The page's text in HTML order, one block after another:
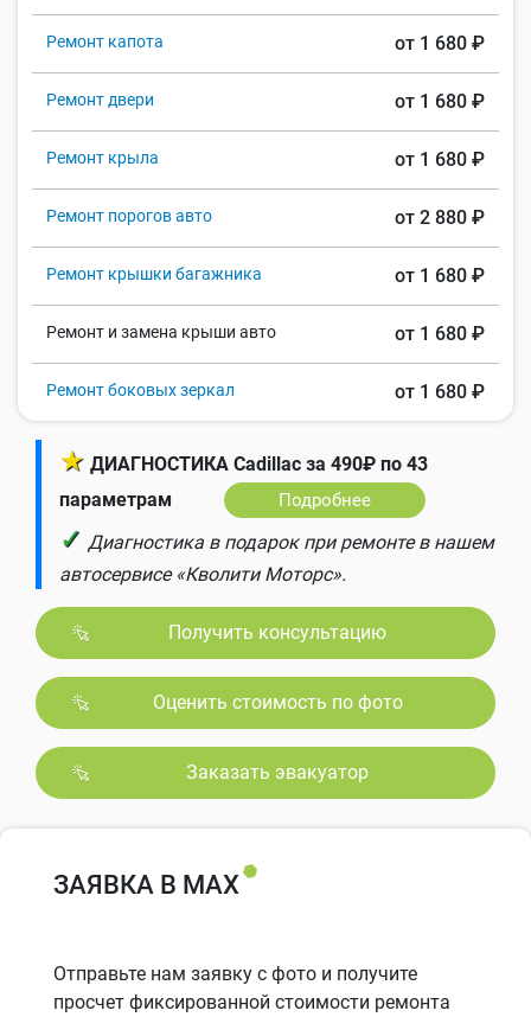
Ремонт капота от 1 680 ₽
Ремонт двери от 1 680 ₽
Ремонт крыла от 1 680 ₽
Ремонт порогов авто от 2 880 ₽
Ремонт крышки багажника от 1 680 ₽
Ремонт и замена крыши авто от 1 680 ₽
Ремонт боковых зеркал от 1 680 ₽
★ ДИАГНОСТИКА Cadillac за 490₽ по 43
параметрам
Подробнее
✓ Диагностика в подарок при ремонте в нашем
автосервисе «Кволити Моторс».
Получить консультацию
Оценить стоимость по фото
Заказать эвакуатор
ЗАЯВКА В MAX
Отправьте нам заявку с фото и получите
просчет фиксированной стоимости ремонта